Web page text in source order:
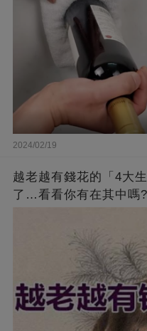
2024/02/19
越老越有錢花的「4大
了…看看你有在其中嗎?